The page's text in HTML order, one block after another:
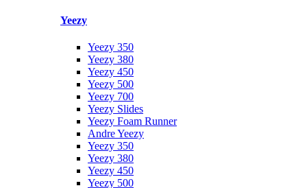
Yeezy
Yeezy 350
Yeezy 380
Yeezy 450
Yeezy 500
Yeezy 700
Yeezy Slides
Yeezy Foam Runner
Andre Yeezy
Yeezy 350
Yeezy 380
Yeezy 450
Yeezy 500